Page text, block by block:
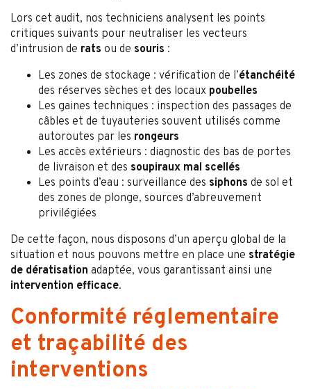
Lors cet audit, nos techniciens analysent les points
critiques suivants pour neutraliser les vecteurs
d’intrusion de rats ou de souris :
Les zones de stockage : vérification de l’étanchéité
des réserves sèches et des locaux poubelles
Les gaines techniques : inspection des passages de
câbles et de tuyauteries souvent utilisés comme
autoroutes par les rongeurs
Les accès extérieurs : diagnostic des bas de portes
de livraison et des soupiraux mal scellés
Les points d’eau : surveillance des siphons de sol et
des zones de plonge, sources d’abreuvement
privilégiées
De cette façon, nous disposons d’un aperçu global de la
situation et nous pouvons mettre en place une stratégie
de dératisation adaptée, vous garantissant ainsi une
intervention efficace.
Conformité réglementaire
et traçabilité des
interventions